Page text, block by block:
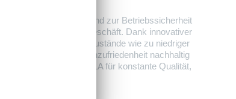
zum Motorschutz und zur Betriebssicherheit
für das Ersatzteilgeschäft. Dank innovativer
der Fahrt. Kritische Zustände wie zu niedriger
und die Kundenzufriedenheit nachhaltig
steht HELLA für konstante Qualität,